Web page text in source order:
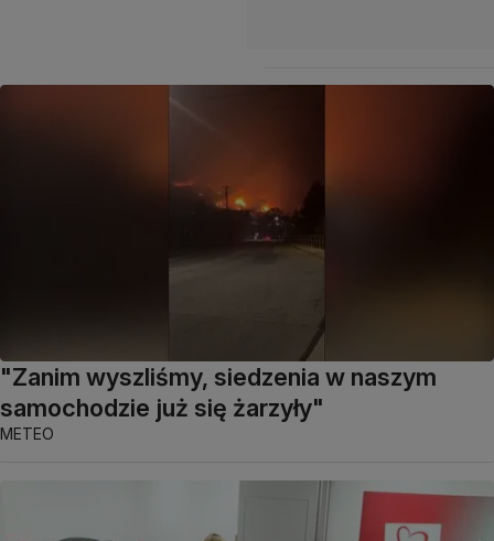
"Zanim wyszliśmy, siedzenia w naszym
samochodzie już się żarzyły"
METEO